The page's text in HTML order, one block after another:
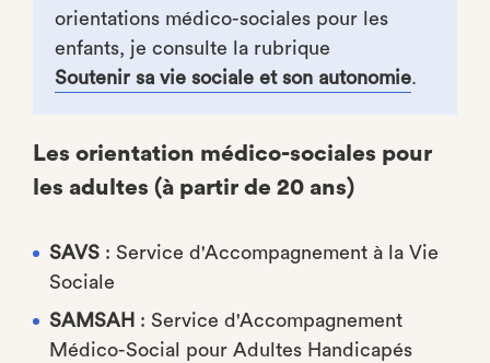
orientations médico-sociales pour les
enfants, je consulte la rubrique
Soutenir sa vie sociale et son autonomie.
Les orientation médico-sociales pour
les adultes (à partir de 20 ans)
SAVS : Service d'Accompagnement à la Vie
Sociale
SAMSAH : Service d'Accompagnement
Médico-Social pour Adultes Handicapés